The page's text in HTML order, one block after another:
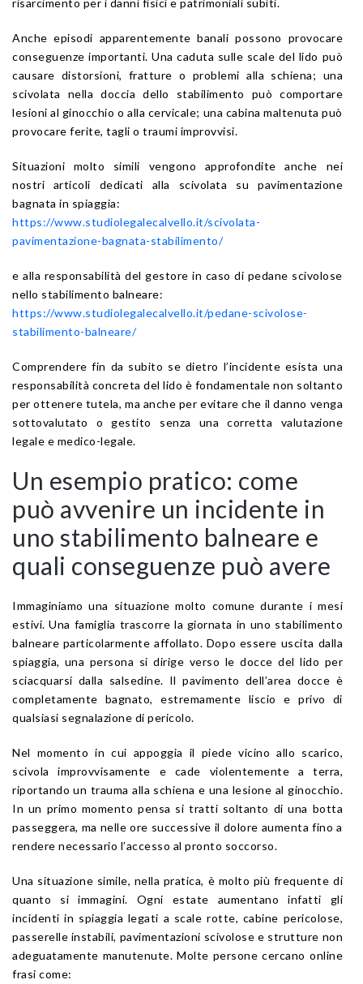
risarcimento per i danni fisici e patrimoniali subiti.
Anche episodi apparentemente banali possono provocare
conseguenze importanti. Una caduta sulle scale del lido può
causare distorsioni, fratture o problemi alla schiena; una
scivolata nella doccia dello stabilimento può comportare
lesioni al ginocchio o alla cervicale; una cabina maltenuta può
provocare ferite, tagli o traumi improvvisi.
Situazioni molto simili vengono approfondite anche nei
nostri articoli dedicati alla scivolata su pavimentazione
bagnata in spiaggia:
https://www.studiolegalecalvello.it/scivolata-
pavimentazione-bagnata-stabilimento/
e alla responsabilità del gestore in caso di pedane scivolose
nello stabilimento balneare:
https://www.studiolegalecalvello.it/pedane-scivolose-
stabilimento-balneare/
Comprendere fin da subito se dietro l’incidente esista una
responsabilità concreta del lido è fondamentale non soltanto
per ottenere tutela, ma anche per evitare che il danno venga
sottovalutato o gestito senza una corretta valutazione
legale e medico-legale.
Un esempio pratico: come
può avvenire un incidente in
uno stabilimento balneare e
quali conseguenze può avere
Immaginiamo una situazione molto comune durante i mesi
estivi. Una famiglia trascorre la giornata in uno stabilimento
balneare particolarmente affollato. Dopo essere uscita dalla
spiaggia, una persona si dirige verso le docce del lido per
sciacquarsi dalla salsedine. Il pavimento dell’area docce è
completamente bagnato, estremamente liscio e privo di
qualsiasi segnalazione di pericolo.
Nel momento in cui appoggia il piede vicino allo scarico,
scivola improvvisamente e cade violentemente a terra,
riportando un trauma alla schiena e una lesione al ginocchio.
In un primo momento pensa si tratti soltanto di una botta
passeggera, ma nelle ore successive il dolore aumenta fino a
rendere necessario l’accesso al pronto soccorso.
Una situazione simile, nella pratica, è molto più frequente di
quanto si immagini. Ogni estate aumentano infatti gli
incidenti in spiaggia legati a scale rotte, cabine pericolose,
passerelle instabili, pavimentazioni scivolose e strutture non
adeguatamente manutenute. Molte persone cercano online
frasi come: